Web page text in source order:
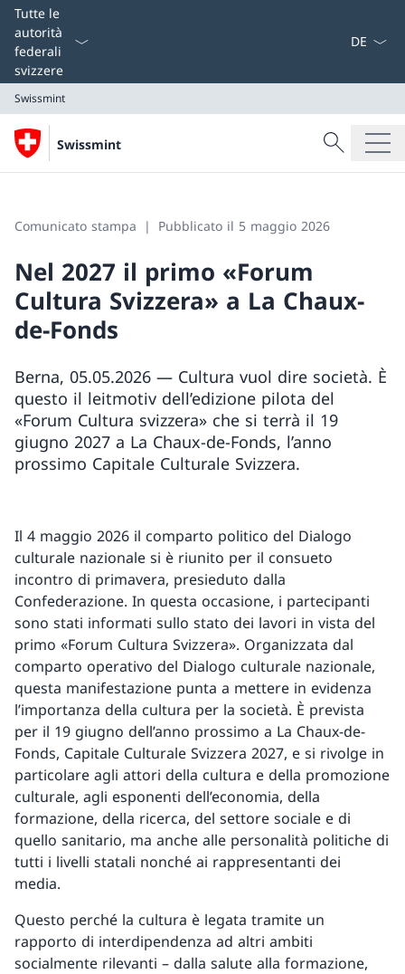
Tutte le
autorità
federali
svizzere
Swissmint
Swissmint
Cercare
Ricerca
Comunicato stampa Pubblicato il 5 maggio 2026
Nel 2027 il primo «Forum
Cultura Svizzera» a La Chaux-
de-Fonds
Berna, 05.05.2026 — Cultura vuol dire società. È
questo il leitmotiv dell’edizione pilota del
«Forum Cultura svizzera» che si terrà il 19
giugno 2027 a La Chaux-de-Fonds, l’anno
prossimo Capitale Culturale Svizzera.
Il 4 maggio 2026 il comparto politico del Dialogo
culturale nazionale si è riunito per il consueto
incontro di primavera, presieduto dalla
Confederazione. In questa occasione, i partecipanti
sono stati informati sullo stato dei lavori in vista del
primo «Forum Cultura Svizzera». Organizzata dal
comparto operativo del Dialogo culturale nazionale,
questa manifestazione punta a mettere in evidenza
l’importanza della cultura per la società. È prevista
per il 19 giugno dell’anno prossimo a La Chaux-de-
Fonds, Capitale Culturale Svizzera 2027, e si rivolge in
particolare agli attori della cultura e della promozione
culturale, agli esponenti dell’economia, della
formazione, della ricerca, del settore sociale e di
quello sanitario, ma anche alle personalità politiche di
tutti i livelli statali nonché ai rappresentanti dei
media.
Questo perché la cultura è legata tramite un
rapporto di interdipendenza ad altri ambiti
socialmente rilevanti – dalla salute alla formazione,